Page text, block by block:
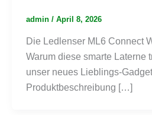
admin / April 8, 2026
Die Ledlenser ML6 Connect
Warum diese smarte Laterne
unser neues Lieblings-
Produktbeschreibung […]